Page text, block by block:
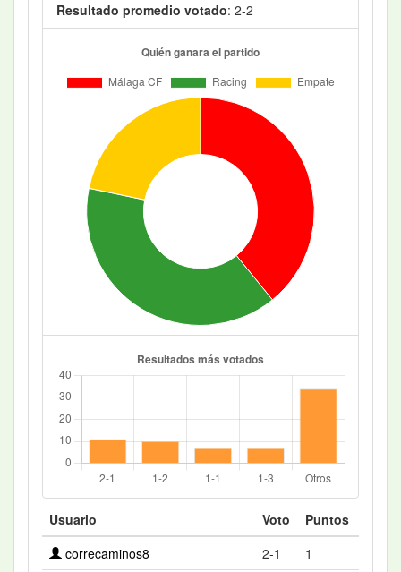
Resultado promedio votado: 2-2
Usuario Voto
Puntos
correcaminos8
2-1
1